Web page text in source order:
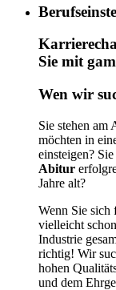
Sie mit
Wen wir
Sie stehen am
möchten in
einsteigen?
Abitur
Jahre alt?
Wenn Sie sich
vielleicht
Industrie
richtig! Wir
hohen
und dem